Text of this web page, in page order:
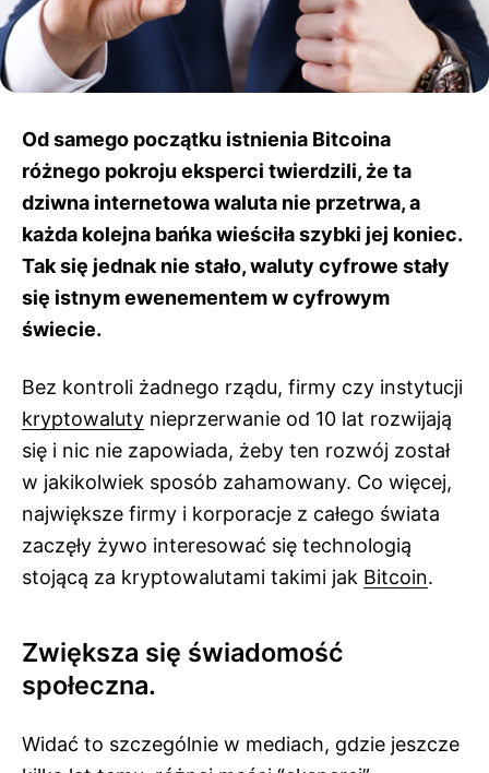
Od samego początku istnienia Bitcoina
różnego pokroju eksperci twierdzili, że ta
dziwna internetowa waluta nie przetrwa, a
każda kolejna bańka wieściła szybki jej koniec.
Tak się jednak nie stało, waluty cyfrowe stały
się istnym ewenementem w cyfrowym
świecie.
Bez kontroli żadnego rządu, firmy czy instytucji
kryptowaluty nieprzerwanie od 10 lat rozwijają
się i nic nie zapowiada, żeby ten rozwój został
w jakikolwiek sposób zahamowany. Co więcej,
największe firmy i korporacje z całego świata
zaczęły żywo interesować się technologią
stojącą za kryptowalutami takimi jak Bitcoin.
Zwiększa się świadomość
społeczna.
Widać to szczególnie w mediach, gdzie jeszcze